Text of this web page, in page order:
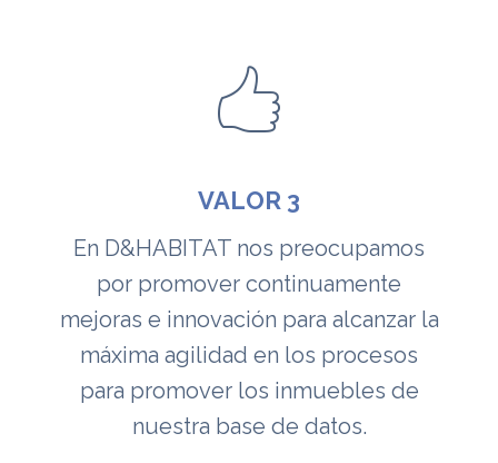
VALOR 3
En D&HABITAT nos preocupamos
por promover continuamente
mejoras e innovación para alcanzar la
máxima agilidad en los procesos
para promover los inmuebles de
nuestra base de datos.